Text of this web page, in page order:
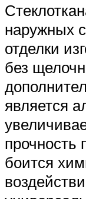
наружных
отделки
без
является
прочность
боится